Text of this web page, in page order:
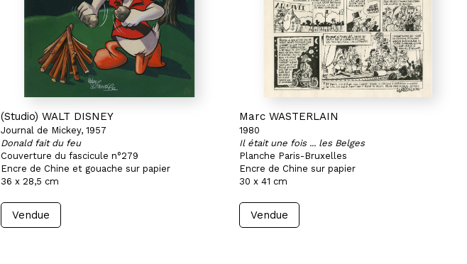
(Studio) WALT DISNEY
Journal de Mickey, 1957
Donald fait du feu
Couverture du fascicule n°279
Encre de Chine et gouache sur papier
36 x 28,5 cm
Vendue
Marc WASTERLAIN
1980
Il était une fois ... les Belges
Planche Paris-Bruxelles
Encre de Chine sur papier
30 x 41 cm
Vendue